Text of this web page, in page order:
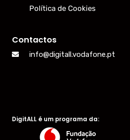
Política de Cookies
Contactos
info@digitall.vodafone.pt
DigitALL é um programa da: